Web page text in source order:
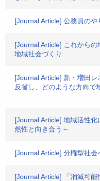
[Journal Article] 公務員のや
[Journal Article] これから
地域社会づくり
[Journal Article] 新・増田
反省し、どのような方向で
[Journal Article] 地域活性
然性と向き合う～
[Journal Article] 分権型社会
[Journal Article] 「消滅可